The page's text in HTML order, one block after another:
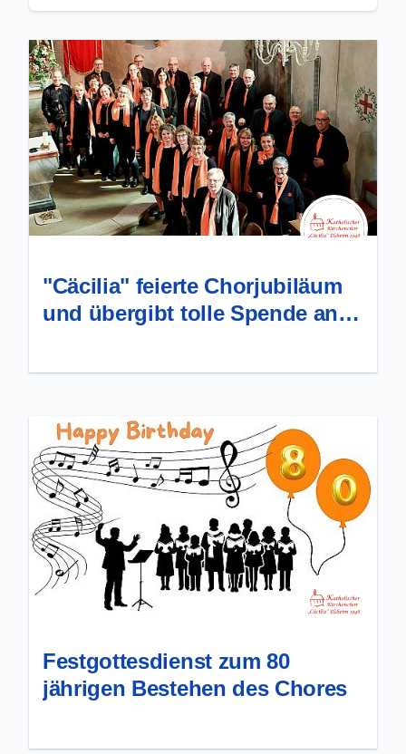
"Cäcilia" feierte Chorjubiläum
und übergibt tolle Spende an
Festgottesdienst zum 80
jährigen Bestehen des Chores